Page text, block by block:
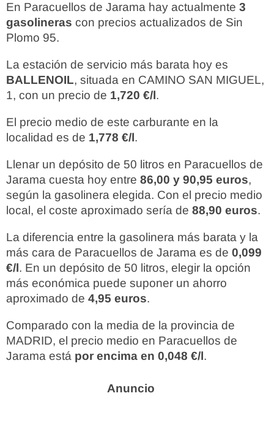
En Paracuellos de Jarama hay actualmente 3
gasolineras con precios actualizados de Sin
Plomo 95.
La estación de servicio más barata hoy es
BALLENOIL, situada en CAMINO SAN MIGUEL,
1, con un precio de 1,720 €/l.
El precio medio de este carburante en la
localidad es de 1,778 €/l.
Llenar un depósito de 50 litros en Paracuellos de
Jarama cuesta hoy entre 86,00 y 90,95 euros,
según la gasolinera elegida. Con el precio medio
local, el coste aproximado sería de 88,90 euros.
La diferencia entre la gasolinera más barata y la
más cara de Paracuellos de Jarama es de 0,099
€/l. En un depósito de 50 litros, elegir la opción
más económica puede suponer un ahorro
aproximado de 4,95 euros.
Comparado con la media de la provincia de
MADRID, el precio medio en Paracuellos de
Jarama está por encima en 0,048 €/l.